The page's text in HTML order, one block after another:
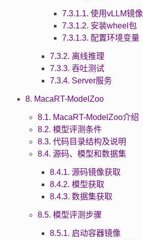
7.3.1.1. 使用vLLM镜像
7.3.1.2. 安装wheel包
7.3.1.3. 配置环境变量
7.3.2. 离线推理
7.3.3. 吞吐测试
7.3.4. Server服务
8. MacaRT-ModelZoo
8.1. MacaRT-ModelZoo介绍
8.2. 模型评测条件
8.3. 代码目录结构及说明
8.4. 源码、模型和数据集
8.4.1. 源码镜像获取
8.4.2. 模型获取
8.4.3. 数据集获取
8.5. 模型评测步骤
8.5.1. 启动容器镜像